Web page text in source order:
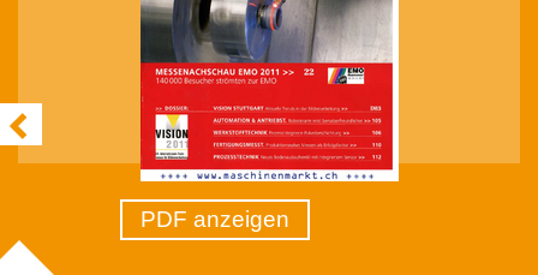
PDF anzeigen